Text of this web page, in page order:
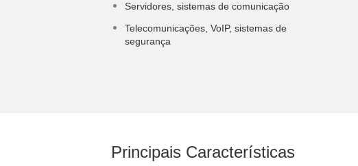
Servidores, sistemas de comunicação
Telecomunicações, VoIP, sistemas de
segurança
Principais Características